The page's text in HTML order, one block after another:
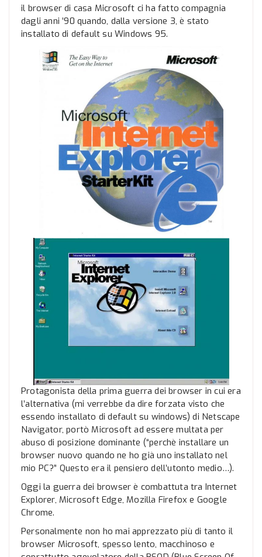
il browser di casa Microsoft ci ha fatto compagnia
dagli anni ’90 quando, dalla versione 3, è stato
installato di default su Windows 95.
Protagonista della prima guerra dei browser in cui era
l’alternativa (mi verrebbe da dire forzata visto che
essendo installato di default su windows) di Netscape
Navigator, portò Microsoft ad essere multata per
abuso di posizione dominante (“perchè installare un
browser nuovo quando ne ho già uno installato nel
mio PC?” Questo era il pensiero dell’utonto medio…).
Oggi la guerra dei browser è combattuta tra Internet
Explorer, Microsoft Edge, Mozilla Firefox e Google
Chrome.
Personalmente non ho mai apprezzato più di tanto il
browser Microsoft, spesso lento, macchinoso e